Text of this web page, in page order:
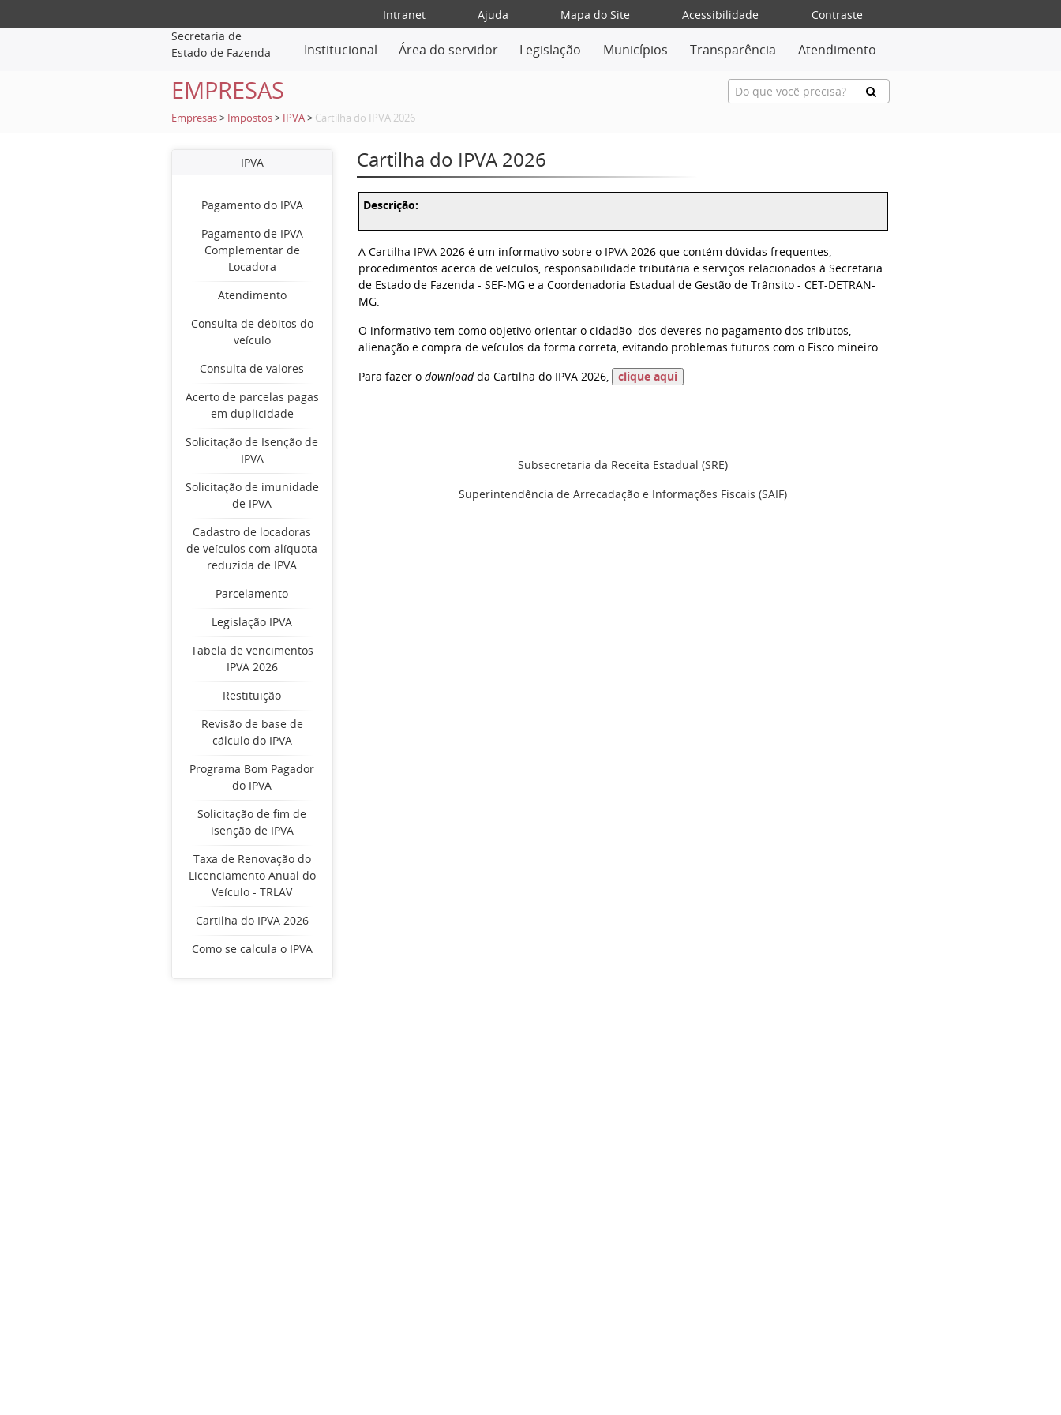
Intranet Ajuda Mapa do Site Acessibilidade
Contraste
Secretaria de
Estado de Fazenda
Institucional Área do servidor Legislação Municípios Transparência Atendimento
EMPRESAS
Empresas > Impostos > IPVA > Cartilha do IPVA 2026
IPVA
Pagamento do IPVA
Pagamento de IPVA
Complementar de
Locadora
Atendimento
Consulta de débitos do
veículo
Consulta de valores
Acerto de parcelas pagas
em duplicidade
Solicitação de Isenção de
IPVA
Solicitação de imunidade
de IPVA
Cadastro de locadoras
de veículos com alíquota
reduzida de IPVA
Parcelamento
Legislação IPVA
Tabela de vencimentos
IPVA 2026
Restituição
Revisão de base de
cálculo do IPVA
Programa Bom Pagador
do IPVA
Solicitação de fim de
isenção de IPVA
Taxa de Renovação do
Licenciamento Anual do
Veículo - TRLAV
Cartilha do IPVA 2026
Como se calcula o IPVA
Cartilha do IPVA 2026
Descrição:
A Cartilha IPVA 2026 é um informativo sobre o IPVA 2026 que contém dúvidas frequentes,
procedimentos acerca de veículos, responsabilidade tributária e serviços relacionados à Secretaria
de Estado de Fazenda - SEF-MG e a Coordenadoria Estadual de Gestão de Trânsito - CET-DETRAN-
MG.
O informativo tem como objetivo orientar o cidadão dos deveres no pagamento dos tributos,
alienação e compra de veículos da forma correta,evitando problemas futuros com o Fisco mineiro.
Para fazer o downloadda Cartilha do IPVA 2026, clique aqui
Subsecretaria da Receita Estadual (SRE)
Superintendência de Arrecadação e Informações Fiscais (SAIF)